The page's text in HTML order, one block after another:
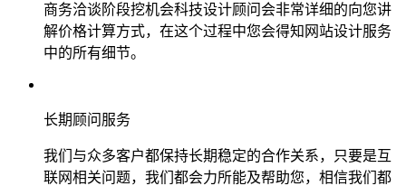
商务洽谈阶段挖机会科技设计顾问会非常详细的向您讲
解价格计算方式，在这个过程中您会得知网站设计服务
中的所有细节。
长期顾问服务
我们与众多客户都保持长期稳定的合作关系，只要是互
联网相关问题，我们都会力所能及帮助您，相信我们都